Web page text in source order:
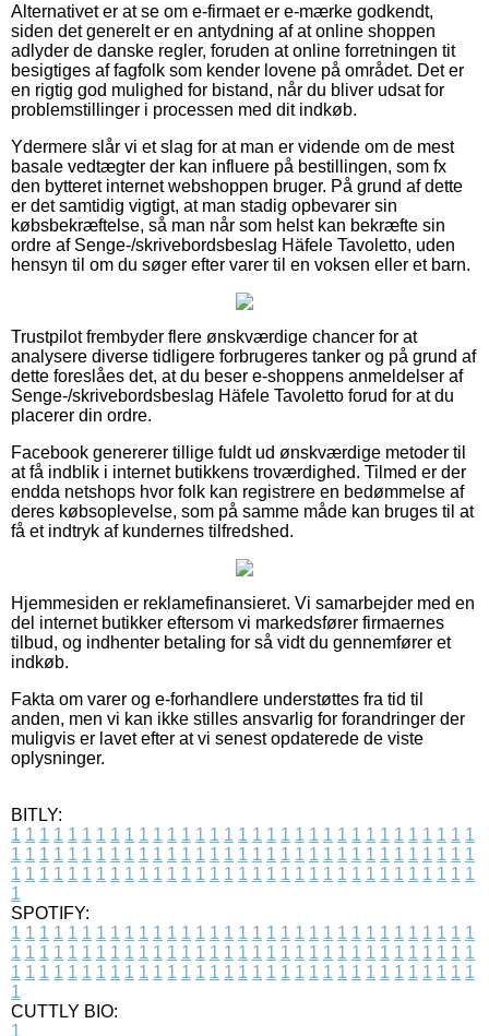
Alternativet er at se om e-firmaet er e-mærke godkendt,
siden det generelt er en antydning af at online shoppen
adlyder de danske regler, foruden at online forretningen tit
besigtiges af fagfolk som kender lovene på området. Det er
en rigtig god mulighed for bistand, når du bliver udsat for
problemstillinger i processen med dit indkøb.
Ydermere slår vi et slag for at man er vidende om de mest
basale vedtægter der kan influere på bestillingen, som fx
den bytteret internet webshoppen bruger. På grund af dette
er det samtidig vigtigt, at man stadig opbevarer sin
købsbekræftelse, så man når som helst kan bekræfte sin
ordre af Senge-/skrivebordsbeslag Häfele Tavoletto, uden
hensyn til om du søger efter varer til en voksen eller et barn.
Trustpilot frembyder flere ønskværdige chancer for at
analysere diverse tidligere forbrugeres tanker og på grund af
dette foreslåes det, at du beser e-shoppens anmeldelser af
Senge-/skrivebordsbeslag Häfele Tavoletto forud for at du
placerer din ordre.
Facebook genererer tillige fuldt ud ønskværdige metoder til
at få indblik i internet butikkens troværdighed. Tilmed er der
endda netshops hvor folk kan registrere en bedømmelse af
deres købsoplevelse, som på samme måde kan bruges til at
få et indtryk af kundernes tilfredshed.
Hjemmesiden er reklamefinansieret. Vi samarbejder med en
del internet butikker eftersom vi markedsfører firmaernes
tilbud, og indhenter betaling for så vidt du gennemfører et
indkøb.
Fakta om varer og e-forhandlere understøttes fra tid til
anden, men vi kan ikke stilles ansvarlig for forandringer der
muligvis er lavet efter at vi senest opdaterede de viste
oplysninger.
BITLY:
1 1 1 1 1 1 1 1 1 1 1 1 1 1 1 1 1 1 1 1 1 1 1 1 1 1 1 1 1 1 1 1 1
1 1 1 1 1 1 1 1 1 1 1 1 1 1 1 1 1 1 1 1 1 1 1 1 1 1 1 1 1 1 1 1 1
1 1 1 1 1 1 1 1 1 1 1 1 1 1 1 1 1 1 1 1 1 1 1 1 1 1 1 1 1 1 1 1 1
1
SPOTIFY:
1 1 1 1 1 1 1 1 1 1 1 1 1 1 1 1 1 1 1 1 1 1 1 1 1 1 1 1 1 1 1 1 1
1 1 1 1 1 1 1 1 1 1 1 1 1 1 1 1 1 1 1 1 1 1 1 1 1 1 1 1 1 1 1 1 1
1 1 1 1 1 1 1 1 1 1 1 1 1 1 1 1 1 1 1 1 1 1 1 1 1 1 1 1 1 1 1 1 1
1
CUTTLY BIO:
1